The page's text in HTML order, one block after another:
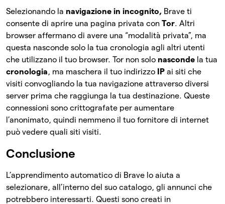
Selezionando la navigazione in incognito, Brave ti
consente di aprire una pagina privata con Tor. Altri
browser affermano di avere una “modalità privata”, ma
questa nasconde solo la tua cronologia agli altri utenti
che utilizzano il tuo browser. Tor non solo nasconde la tua
cronologia, ma maschera il tuo indirizzo IP ai siti che
visiti convogliando la tua navigazione attraverso diversi
server prima che raggiunga la tua destinazione. Queste
connessioni sono crittografate per aumentare
l’anonimato, quindi nemmeno il tuo fornitore di internet
può vedere quali siti visiti.
Conclusione
L’apprendimento automatico di Brave lo aiuta a
selezionare, all’interno del suo catalogo, gli annunci che
potrebbero interessarti. Questi sono creati in